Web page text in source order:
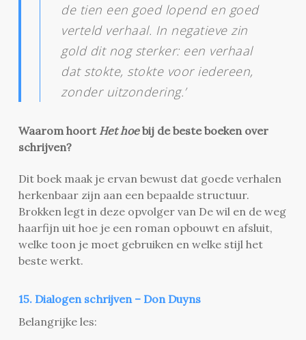
de tien een goed lopend en goed
verteld verhaal. In negatieve zin
gold dit nog sterker: een verhaal
dat stokte, stokte voor iedereen,
zonder uitzondering.’
Waarom hoort Het hoebij de beste boeken over
schrijven?
Dit boek maak je ervan bewust dat goede verhalen
herkenbaar zijn aan een bepaalde structuur.
Brokken legt in deze opvolger van De wil en de weg
haarfijn uit hoe je een roman opbouwt en afsluit,
welke toon je moet gebruiken en welke stijl het
beste werkt.
15. Dialogen schrijven – Don Duyns
Belangrijke les: